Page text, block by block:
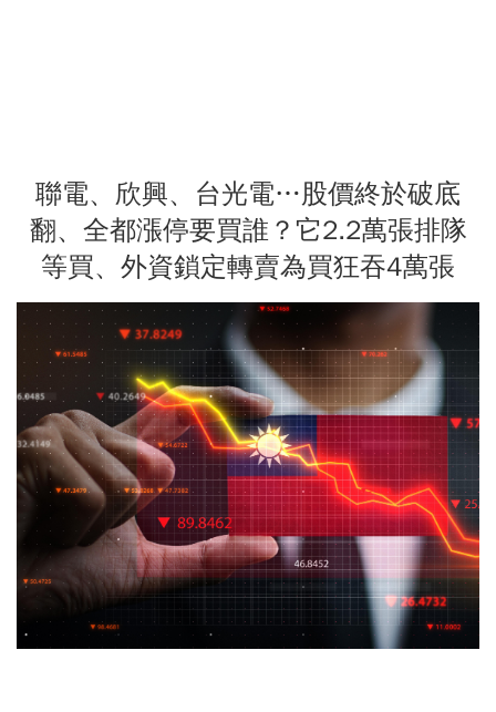
聯電、欣興、台光電…股價終於破底
翻、全都漲停要買誰？它2.2萬張排隊
等買、外資鎖定轉賣為買狂吞4萬張